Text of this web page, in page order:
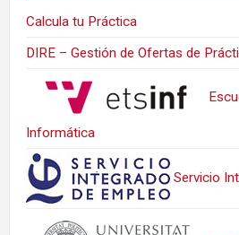
Calcula tu Práctica
DIRE – Gestión de Ofertas de
Informática
Servicio